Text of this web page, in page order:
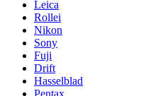
Leica
Rollei
Nikon
Sony
Fuji
Drift
Hasselblad
Pentax